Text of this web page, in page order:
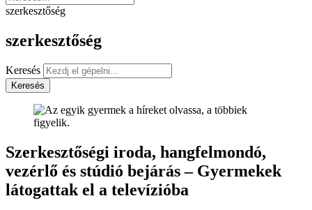
szerkesztőség
szerkesztőség
Keresés
Keresés
Szerkesztőségi iroda, hangfelmondó,
vezérlő és stúdió bejárás – Gyermekek
látogattak el a televízióba